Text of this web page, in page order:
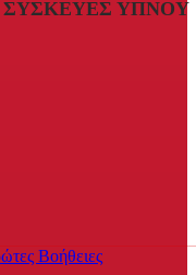
ΣΥΣΚΕΥΈΣ ΎΠΝΟΥ
Βοήθειες